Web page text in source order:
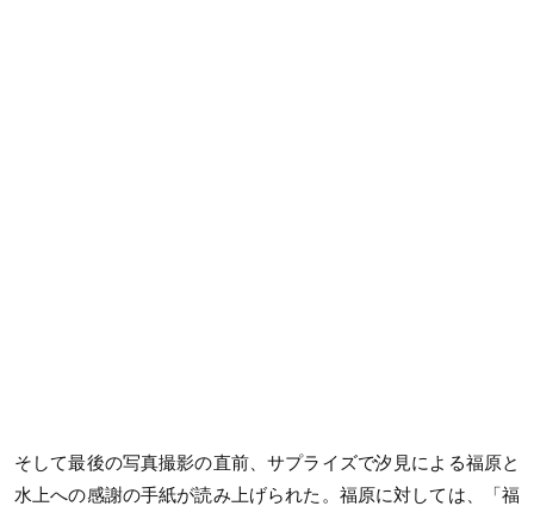
そして最後の写真撮影の直前、サプライズで汐見による福原と
水上への感謝の手紙が読み上げられた。福原に対しては、「福